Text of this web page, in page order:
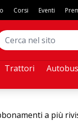
Trattori Autobus
Corsi Eventi
a più